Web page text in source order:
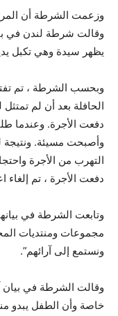
وزعمت الشرطة أن
وقالت شرطة لندن في
يظهر سيدة وهي تكبل
وبحسب الشرطة ، تم
الحافلة بعد أن لم
دفعت الأجرة. وعندما
وأصبحت مسيئة. ونتيجة
التهرب من الأجرة
دفعت الأجرة ، تم إلغاء
وتابعت الشرطة في
مجموعات ومنتديات
ونستمع إلى آرائهم”.
وقالت الشرطة في بيان
خاصة وأن الطفل يبدو